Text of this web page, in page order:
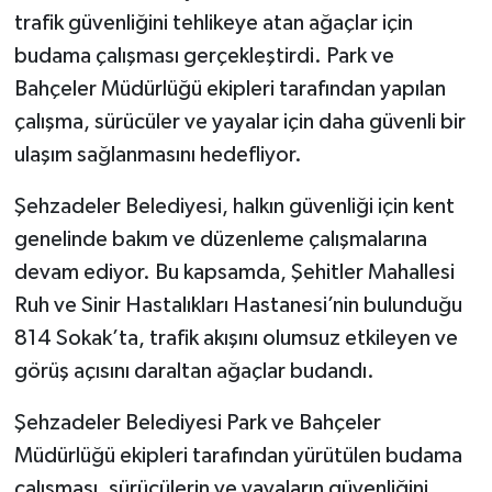
trafik güvenliğini tehlikeye atan ağaçlar için
budama çalışması gerçekleştirdi. Park ve
Bahçeler Müdürlüğü ekipleri tarafından yapılan
çalışma, sürücüler ve yayalar için daha güvenli bir
ulaşım sağlanmasını hedefliyor.
Şehzadeler Belediyesi, halkın güvenliği için kent
genelinde bakım ve düzenleme çalışmalarına
devam ediyor. Bu kapsamda, Şehitler Mahallesi
Ruh ve Sinir Hastalıkları Hastanesi’nin bulunduğu
814 Sokak’ta, trafik akışını olumsuz etkileyen ve
görüş açısını daraltan ağaçlar budandı.
Şehzadeler Belediyesi Park ve Bahçeler
Müdürlüğü ekipleri tarafından yürütülen budama